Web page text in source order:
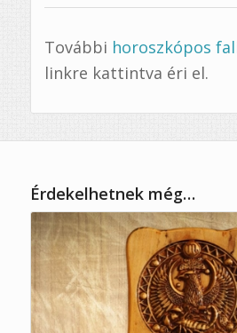
További horoszkópos
linkre kattintva éri el.
Érdekelhetnek még…